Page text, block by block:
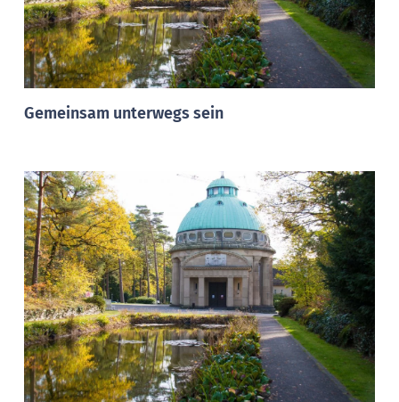
Gemeinsam unterwegs sein